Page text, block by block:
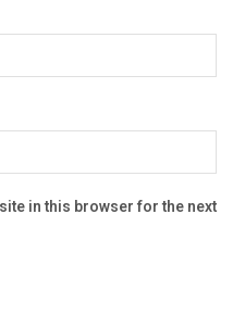
in this browser for the next